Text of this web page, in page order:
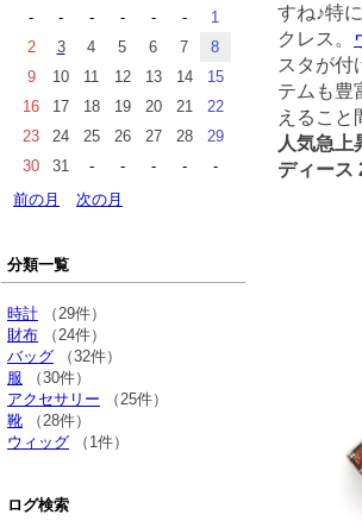
すね♪特
クレス。
スタが付
テムも豊
えること
人気急上
ディース
-
- - - - -
1
2
3 4 5 6 7
8
9
10 11 12 13 14
15
16
17 18 19 20 21
22
23
24 25 26 27 28
29
30
31 - - - -
-
前の月
次の月
分類一覧
時計 （29件）
財布 （24件）
バッグ （32件）
服 （30件）
アクセサリー （25件）
靴 （28件）
ウィッグ （1件）
ログ検索